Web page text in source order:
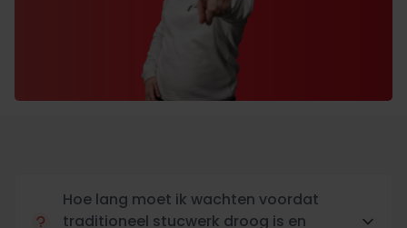
Hoe lang moet ik wachten voordat
traditioneel stucwerk droog is en